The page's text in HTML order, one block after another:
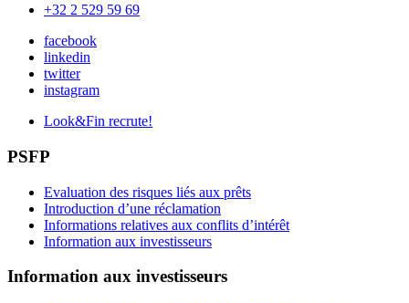
+32 2 529 59 69
facebook
linkedin
twitter
instagram
Look&Fin recrute!
PSFP
Evaluation des risques liés aux prêts
Introduction d’une réclamation
Informations relatives aux conflits d’intérêt
Information aux investisseurs
Information aux investisseurs